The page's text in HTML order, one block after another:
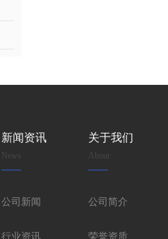
新闻资讯
News
公司新闻
行业资讯
关于我们
About
公司简介
荣誉资质